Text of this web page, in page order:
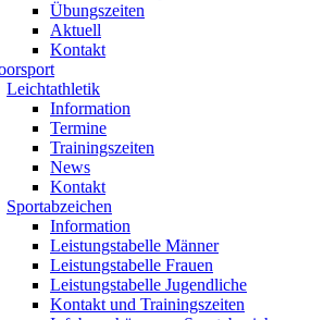
Übungszeiten
Aktuell
Kontakt
Leichtathletik
Information
Termine
Trainingszeiten
News
Kontakt
Sportabzeichen
Information
Leistungstabelle Männer
Leistungstabelle Frauen
Leistungstabelle Jugendliche
Kontakt und Trainingszeiten